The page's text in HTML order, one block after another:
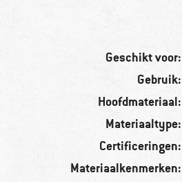
Geschikt voor:
Gebruik:
Hoofdmateriaal:
Materiaaltype:
Certificeringen:
Materiaalkenmerken: